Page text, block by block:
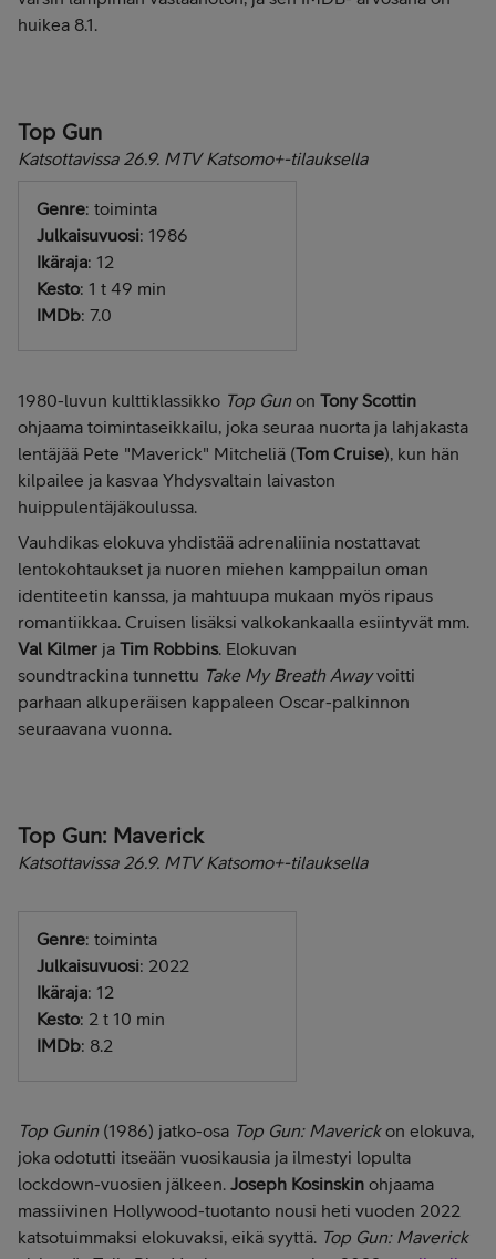
huikea 8.1.
Top Gun
Katsottavissa 26.9. MTV Katsomo+-tilauksella
Genre: toiminta
Julkaisuvuosi: 1986
Ikäraja: 12
Kesto: 1 t 49 min
IMDb: 7.0
1980-luvun kulttiklassikko Top Gunon Tony Scottin
ohjaama toimintaseikkailu, joka seuraa nuorta ja lahjakasta
lentäjää Pete "Maverick" Mitcheliä (Tom Cruise), kun hän
kilpailee ja kasvaa Yhdysvaltain laivaston
huippulentäjäkoulussa.
Vauhdikas elokuva yhdistää adrenaliinia nostattavat
lentokohtaukset ja nuoren miehen kamppailun oman
identiteetin kanssa, ja mahtuupa mukaan myös ripaus
romantiikkaa. Cruisen lisäksi valkokankaalla esiintyvät mm.
Val Kilmer ja Tim Robbins. Elokuvan
soundtrackina tunnettu Take My Breath Awayvoitti
parhaan alkuperäisen kappaleen Oscar-palkinnon
seuraavana vuonna.
Top Gun: Maverick​​​​​​​
Katsottavissa 26.9. MTV Katsomo+-tilauksella
Genre: toiminta
Julkaisuvuosi: 2022
Ikäraja: 12
Kesto: 2 t 10 min
IMDb: 8.2
Top Gunin(1986) jatko-osa Top Gun: Maverickon elokuva,
joka odotutti itseään vuosikausia ja ilmestyi lopulta
lockdown-vuosien jälkeen. Joseph Kosinskin ohjaama
massiivinen Hollywood-tuotanto nousi heti vuoden 2022
katsotuimmaksi elokuvaksi, eikä syyttä. Top Gun: Maverick